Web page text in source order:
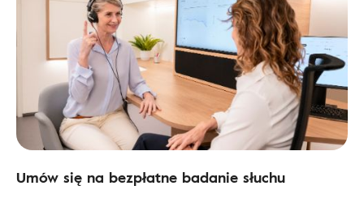
Umów się na bezpłatne badanie słuchu